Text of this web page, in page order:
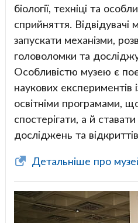
біології, техніці та
сприйняття. Відвідувачі
запускати механізми,
головоломки та
Особливістю музею є
наукових експериментів
освітніми програмами,
спостерігати, а й
досліджень та
Детальніше про